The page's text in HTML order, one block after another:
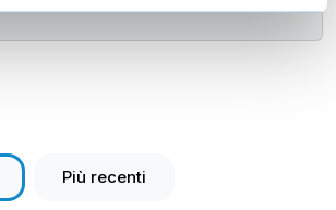
conquistato 11 primati italiani in
velocità, ottenendo risultati di
Più recenti